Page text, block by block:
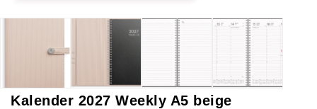
Kalender 2027 Weekly A5 beige